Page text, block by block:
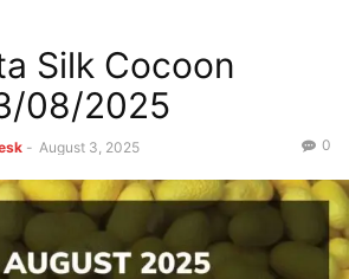
Silk Cocoon
08/2025
- August 3, 2025 0